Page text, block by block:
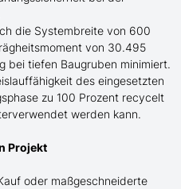
die Systembreite von 600
von 30.495
bei tiefen Baugruben minimiert.
des eingesetzten
zu 100 Prozent recycelt
werden kann.
Projekt
oder maßgeschneiderte